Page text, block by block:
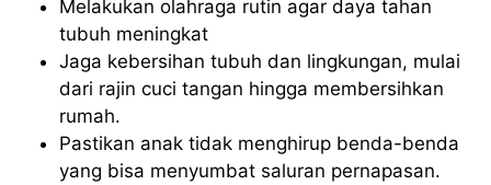
Melakukan olahraga rutin agar daya tahan
tubuh meningkat
Jaga kebersihan tubuh dan lingkungan, mulai
dari rajin cuci tangan hingga membersihkan
rumah.
Pastikan anak tidak menghirup benda-benda
yang bisa menyumbat saluran pernapasan.